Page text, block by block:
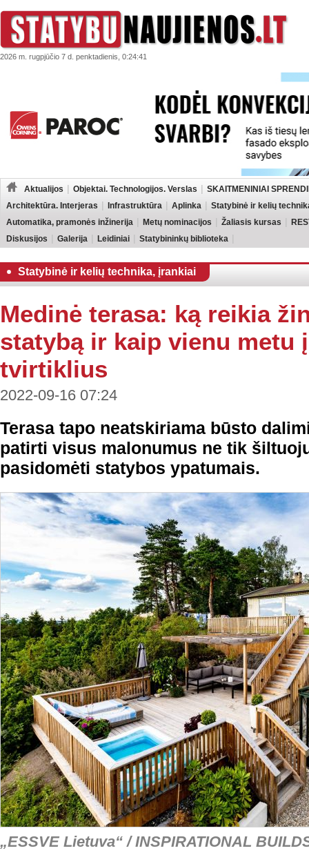
2026 m. rugpjūčio 7 d. penktadienis, 0:24:41
Aktualijos Objektai. Technologijos. Verslas
SKAITMENINIAI
Architektūra. Interjeras
Infrastruktūra Aplinka
Statybinė ir kelių
Automatika, pramonės inžinerija
Metų nominacijos Žaliasis kursas
Diskusijos
Galerija Leidiniai Statybininkų biblioteka
Statybinė ir kelių technika, įrankiai
Medinė terasa: ką reikia
statybą ir kaip vienu metu
tvirtiklius
2022-09-16 07:24
Terasa tapo neatskiriama būsto
patirti visus malonumus ne tik
pasidomėti statybos ypatumais.
„ESSVE Lietuva“ / INSPIRATIONAL